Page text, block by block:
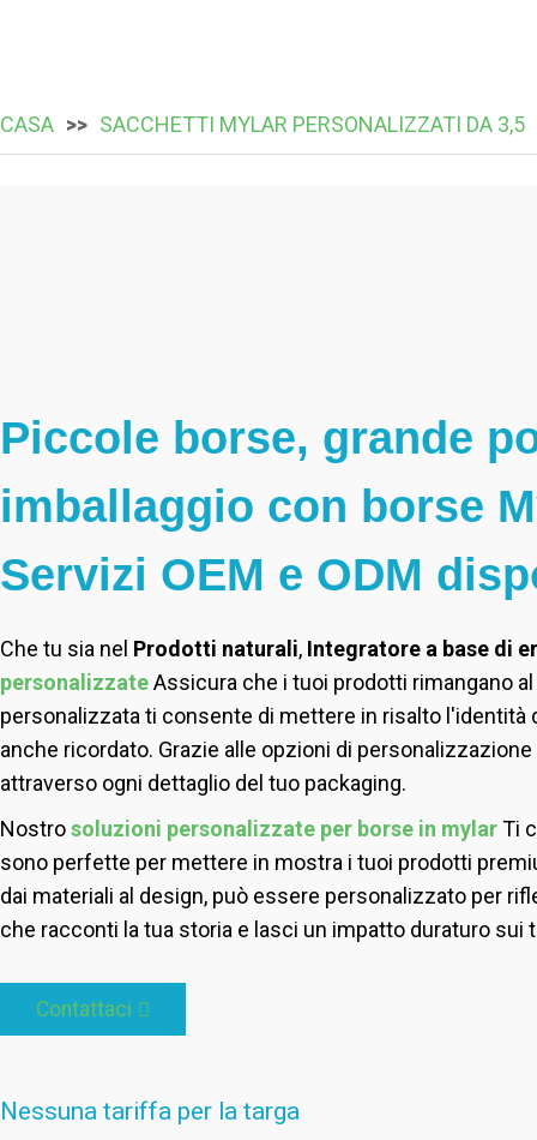
CASA SACCHETTI MYLAR PERSONALIZZATI DA 3,5
Piccole borse, grande
imballaggio con borse
Servizi OEM e ODM
Che tu sia nel Prodotti naturali, Integratore a base di
personalizzateAssicura che i tuoi prodotti rimangano
personalizzata ti consente di mettere in risalto l'identità
anche ricordato. Grazie alle opzioni di
attraverso ogni dettaglio del tuo packaging.
Nostrosoluzioni personalizzate per borse in mylarTi
sono perfette per mettere in mostra i tuoi prodotti
dai materiali al design, può essere personalizzato per
che racconti la tua storia e lasci un impatto duraturo sui
Contattaci
Nessuna tariffa per la targa